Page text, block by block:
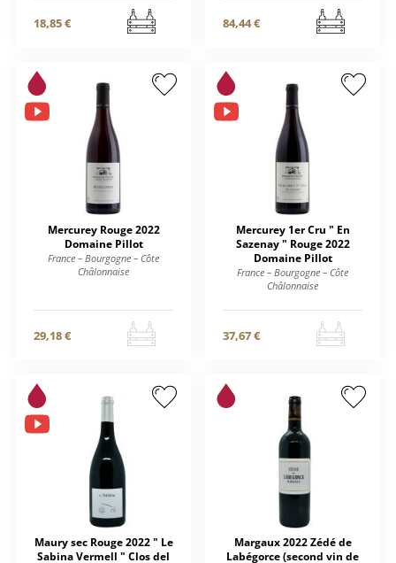
18,85 € 84,44 €
Mercurey Rouge 2022
Domaine Pillot
France – Bourgogne – Côte
Châlonnaise
29,18 €
Mercurey 1er Cru " En
Sazenay " Rouge 2022
Domaine Pillot
France – Bourgogne – Côte
Châlonnaise
37,67 €
Maury sec Rouge 2022 " Le
Sabina Vermell " Clos del
Margaux 2022 Zédé de
Labégorce (second vin de